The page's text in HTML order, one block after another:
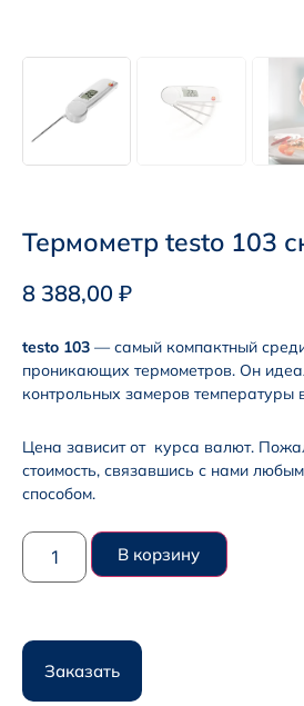
Термометр testo 103
8 388,00 ₽
testo 103 — самый компактный
проникающих термометров. Он
контрольных замеров температуры
Цена зависит от курса валют.
стоимость, связавшись с нами
способом.
В корзину
Заказать